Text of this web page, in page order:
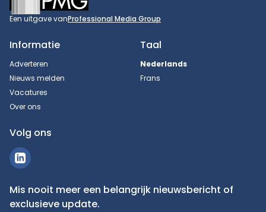
Een uitgave vanProfessional Media Group
Informatie
Adverteren
Nieuws melden
Vacatures
Over ons
Taal
Nederlands
Frans
Volg ons
Mis nooit meer een belangrijk nieuwsbericht of
exclusieve update.